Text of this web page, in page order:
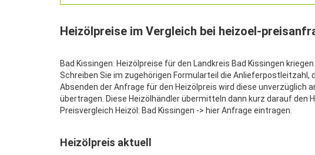
Heizölpreise im Vergleich bei heizoel-
Bad Kissingen: Heizölpreise für den Landkreis Bad Kissingen
Schreiben Sie im zugehörigen Formularteil die Anlieferpostleitzahl,
Absenden der Anfrage für den Heizölpreis wird diese unverzüglich
übertragen. Diese Heizölhändler übermitteln dann kurz darauf den
Preisvergleich Heizöl: Bad Kissingen -> hier Anfrage eintragen.
Heizölpreis aktuell